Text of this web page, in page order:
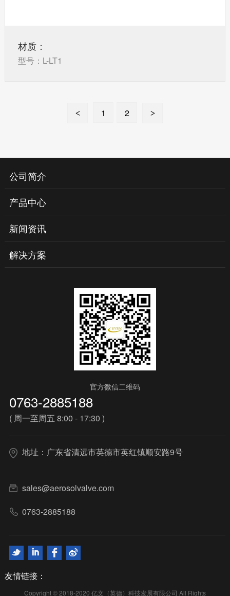
材质：
型号：L-LT1
< 1 2 >
公司简介
产品中心
新闻资讯
解决方案
官方微信二维码
0763-2885188
( 周一至周五 8:00 - 17:30 )
地址：广东省清远市英德市英红镇顺安路9号
sales@aerosolvalve.com
0763-2885188
友情链接：
Copyright © 2018-2020 亿文（英德）科技发展有限公司 All Rights